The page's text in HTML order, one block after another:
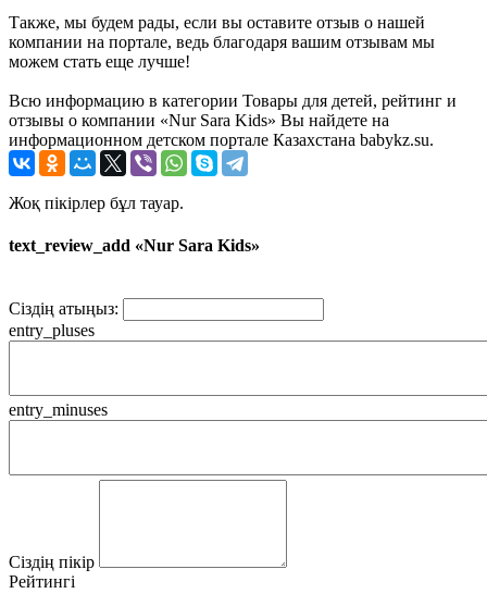
Также, мы будем рады, если вы оставите отзыв о нашей
компании на портале, ведь благодаря вашим отзывам мы
можем стать еще лучше!
Всю информацию в категории Товары для детей, рейтинг и
отзывы о компании «Nur Sara Kids» Вы найдете на
информационном детском портале Казахстана babykz.su.
Жоқ пікірлер бұл тауар.
text_review_add «Nur Sara Kids»
Сіздің атыңыз:
entry_pluses
entry_minuses
Сіздің пікір
Рейтингі